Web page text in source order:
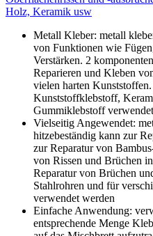
Holz, Keramik usw
Metall Kleber: metall
von Funktionen wie
Verstärken. 2
Reparieren und Kleben
vielen harten
Kunststoffklebstoff,
Gummiklebstoff
Vielseitig Angewendet:
hitzebeständig kann zur
zur Reparatur von
von Rissen und Brüchen
Reparatur von Brüchen
Stahlrohren und für
verwendet werden
Einfache Anwendung:
entsprechende Menge